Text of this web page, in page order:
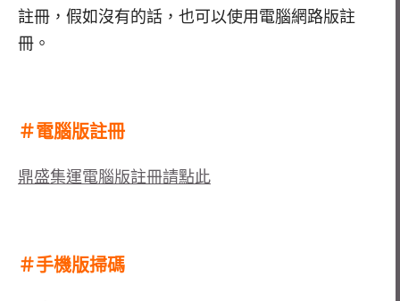
註冊，假如沒有的話，也可以使用電腦網路版註
冊。
＃電腦版註冊
鼎盛集運電腦版註冊請點此
＃手機版掃碼